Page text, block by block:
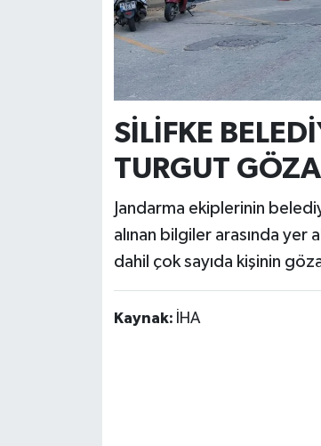
SİLİFKE
TURGUT
Jandarma ekiplerinin
alınan bilgiler arasında yer
dahil çok sayıda kişinin
Kaynak: İHA